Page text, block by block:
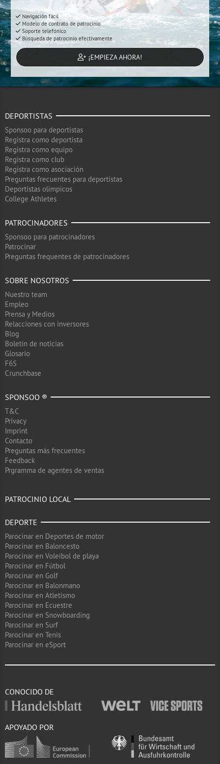
Navigación fácil
Modelo de contrato de patrocinio
Soporte telefónico
Búsqueda de patrocinio efectivamente
¡EMPIEZA AHORA!
DEPORTISTAS
Sponsoo para deportistas
Registra como deportista
Registra como equipo
Registra como club
Registra como asociación
Preguntas frecuentes para deportistas
Deportistas olimpicos
College Athletes
PATROCINADORES
Sponsoo para patrocinadores
Patrocinar
Preguntas frequentes de patrocinadores
SOBRE NOSOTROS
Nuestro team
Empleo
Prensa y Medios
Relacciones con inversores
Blog
Boletín de noticias
Glosario
F6S
Crunchbase
SPONSOO ®
T&C
Privacy
Imprint
Contacto
Preguntas más frecuentes
Feedback
Prgramma de agentes de ventas
PATROCINIO LOCAL
DEPORTE
Parocinar en Deportes de motor
Parocinar en Baloncesto
Parocinar en Voleibol de playa
Parocinar en Fútbol
Parocinar en Golf
Parocinar en Balonmano
Parocinar en Atletismo
Parocinar en Ecuestre
Parocinar en Snowboarding
Parocinar en Surf
Parocinar en Tenis
Parocinar en eSport
CONOCIDO DE
APOYADO POR